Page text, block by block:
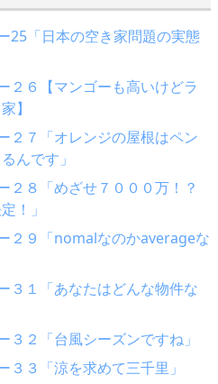
25「日本の空き家問題の実態
２６【マンゴーも高いけどラ
】
２７「オレンジの屋根はペン
んです」
８「めざせ７０００万！？
！」
２９「nomalなのかaverageな
３１「あなたはどんな物件な
２「台風シーズンですね」
３「涼を求めて三千里」